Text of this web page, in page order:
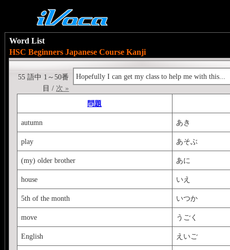
Word List
HSC Beginners Japanese Course Kanji
Hopefully I can get my class to help me with this...
55 語中 1～50番
目 / 次 »
問題
autumn あき
play あそぶ
(my) older brother あに
house いえ
5th of the month いつか
move うごく
English えいご